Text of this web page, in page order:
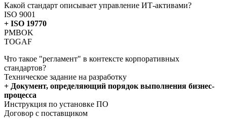
Какой стандарт описывает управление ИТ-активами?
ISO 9001
+ ISO 19770
PMBOK
TOGAF
Что такое "регламент" в контексте корпоративных
стандартов?
Техническое задание на разработку
+ Документ, определяющий порядок выполнения бизнес-
процесса
Инструкция по установке ПО
Договор с поставщиком